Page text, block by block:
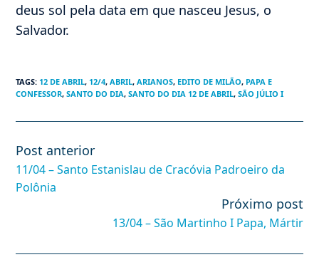
deus sol pela data em que nasceu Jesus, o
Salvador.
TAGS:12 DE ABRIL, 12/4, ABRIL, ARIANOS, EDITO DE MILÃO, PAPA E
CONFESSOR, SANTO DO DIA, SANTO DO DIA 12 DE ABRIL, SÃO JÚLIO I
Leia
artigos
Post anterior
11/04 – Santo Estanislau de Cracóvia Padroeiro da
Polônia
Próximo post
13/04 – São Martinho I Papa, Mártir